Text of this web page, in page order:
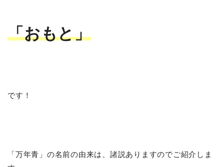
「おもと」
です！
「万年青」の名前の由来は、諸説ありますのでご紹介しま